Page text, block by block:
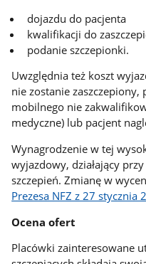
dojazdu do pacjenta
kwalifikacji do
podanie szczepionki.
Uwzględnia też koszt
nie zostanie zaszczepiony,
mobilnego nie
medyczne) lub pacjent
Wynagrodzenie w tej
wyjazdowy, działający
szczepień. Zmianę w
Prezesa NFZ z 27 stycznia
Ocena ofert
Placówki zainteresowane